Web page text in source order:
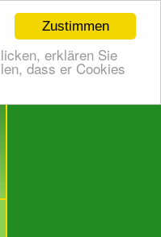
Zustimmen
erklären Sie
dass er Cookies